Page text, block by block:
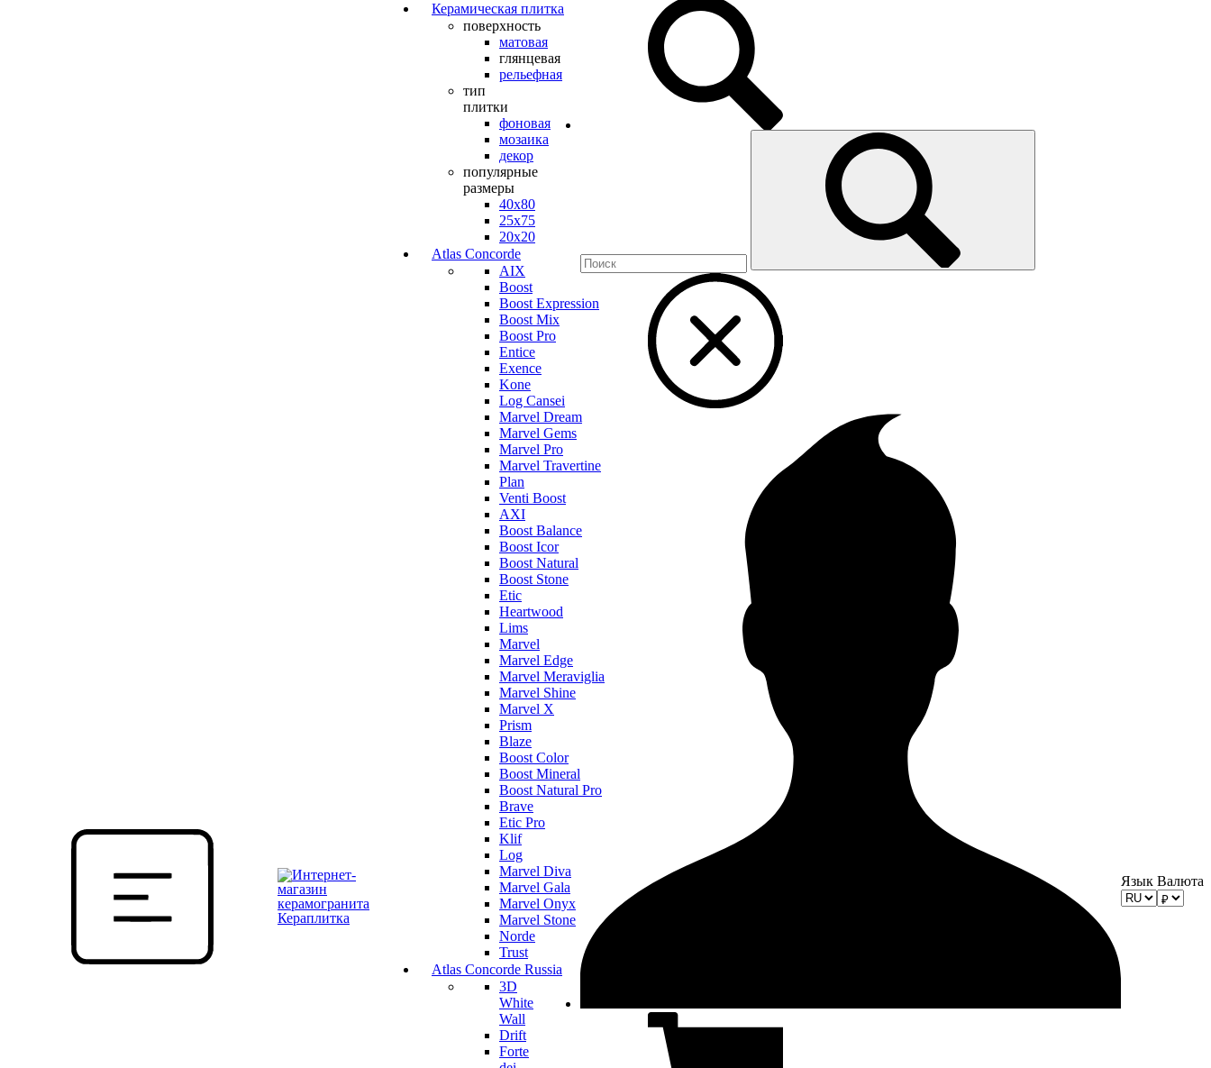
Керамическая плитка
поверхность
матовая
глянцевая
рельефная
тип
плитки
фоновая
мозаика
декор
популярные
размеры
40х80
25х75
20х20
Atlas Concorde
AIX
Boost
Boost Expression
Boost Mix
Boost Pro
Entice
Exence
Kone
Log Cansei
Marvel Dream
Marvel Gems
Marvel Pro
Marvel Travertine
Plan
Venti Boost
AXI
Boost Balance
Boost Icor
Boost Natural
Boost Stone
Etic
Heartwood
Lims
Marvel
Marvel Edge
Marvel Meraviglia
Marvel Shine
Marvel X
Prism
Blaze
Boost Color
Boost Mineral
Boost Natural Pro
Brave
Etic Pro
Klif
Log
Marvel Diva
Marvel Gala
Marvel Onyx
Marvel Stone
Norde
Trust
Atlas Concorde Russia
3D
White
Wall
Drift
Forte
Язык Валюта